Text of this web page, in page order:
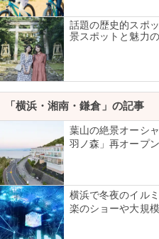
話題の歴史的スポ
景スポットと魅力
「横浜・湘南・鎌倉」の記事
葉山の絶景オーシ
羽ノ森」再オープ
横浜で冬夜のイル
楽のショーや大規